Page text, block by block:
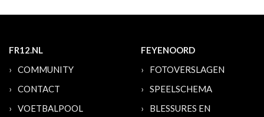
FR12.NL
COMMUNITY
CONTACT
VOETBALPOOL
FEYENOORD
FOTOVERSLAGEN
SPEELSCHEMA
BLESSURES EN